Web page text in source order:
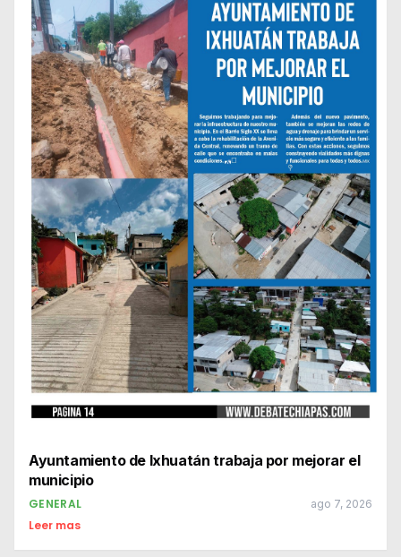
Ayuntamiento de Ixhuatán trabaja por mejorar el
municipio
GENERAL ago 7, 2026
Leer mas